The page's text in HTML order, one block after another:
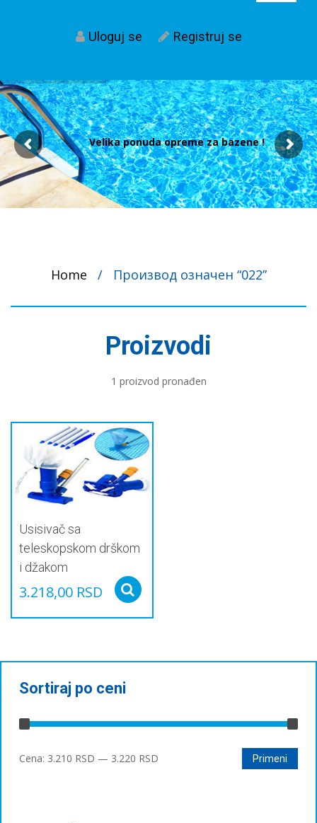
Uloguj se Registruj se
Velika ponuda opreme za bazene !
Home / Производ oзначен “022”
Proizvodi
1 proizvod pronađen
Usisivač sa
teleskopskom drškom
i džakom
3.218,00 RSD
Sortiraj po ceni
Минимална
Максимална
Primeni
Cena: 3.210 RSD — 3.220 RSD